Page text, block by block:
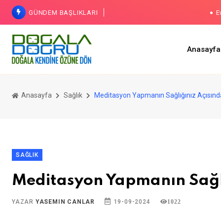
GÜNDEM BAŞLIKLARI
Anasayfa
Anasayfa Sağlık Meditasyon Yapmanın Sağlığınız
SAĞLIK
Meditasyon Yapmanın
YAZAR YASEMIN CANLAR 19-09-2024 1022